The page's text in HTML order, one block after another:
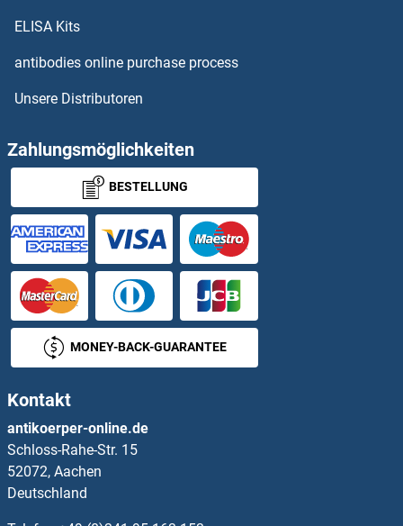
HS2ST1 ELISA Kits
HS3ST1 ELISA Kits
HS3ST2 ELISA Kits
HS3ST3A1 ELISA Kits
HS3ST4 ELISA Kits
HS3ST5 ELISA Kits
HS6ST2 ELISA Kits
HS6ST3 ELISA Kits
HSBP1 ELISA Kits
Hsc70 ELISA Kits
HSCB ELISA Kits
ELISA Kits
antibodies online purchase process
Unsere Distributoren
Zahlungsmöglichkeiten
BESTELLUNG
MONEY-BACK-GUARANTEE
Kontakt
antikoerper-online.de
Schloss-Rahe-Str. 15
52072, Aachen
Deutschland